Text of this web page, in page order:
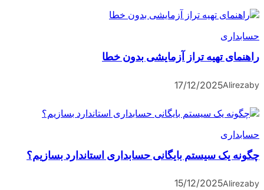
حسابداری
راهنمای تهیه تراز آزمایشی بدون خطا
by
Alireza
17/12/2025
حسابداری
چگونه یک سیستم بایگانی حسابداری استاندارد بسازیم؟
by
Alireza
15/12/2025